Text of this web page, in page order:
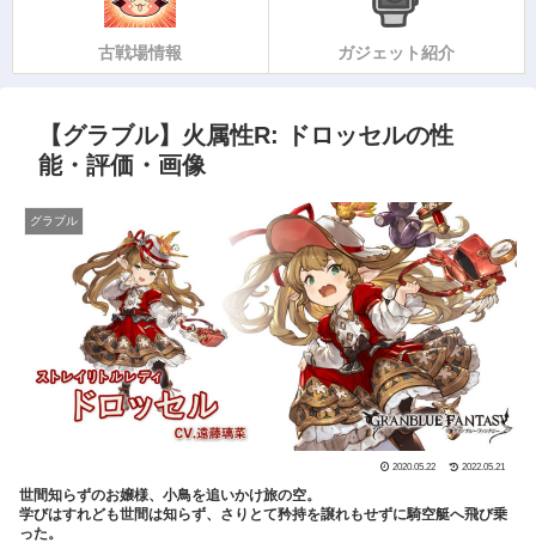
古戦場情報 ガジェット紹介
【グラブル】火属性R: ドロッセルの性
能・評価・画像
グラブル
2020.05.22 2022.05.21
世間知らずのお嬢様、小鳥を追いかけ旅の空。
学びはすれども世間は知らず、さりとて矜持を譲れもせずに騎空艇へ飛び乗
った。